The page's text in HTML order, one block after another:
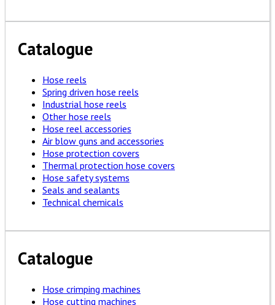
Catalogue
Hose reels
Spring driven hose reels
Industrial hose reels
Other hose reels
Hose reel accessories
Air blow guns and accessories
Hose protection covers
Thermal protection hose covers
Hose safety systems
Seals and sealants
Technical chemicals
Catalogue
Hose crimping machines
Hose cutting machines